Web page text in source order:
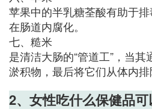
苹果中的半乳糖荃酸有助于
在肠道内腐化。
七、糙米
是清洁大肠的“管道工”，当
淤积物，最后将它们从体内排
2、女性吃什么保健品可